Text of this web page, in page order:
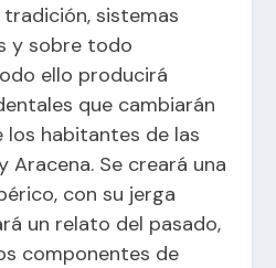
sistemas
y sobre todo
ello producirá
que cambiarán
los habitantes de las
Aracena. Se creará una
con su jerga
un relato del pasado,
componentes de